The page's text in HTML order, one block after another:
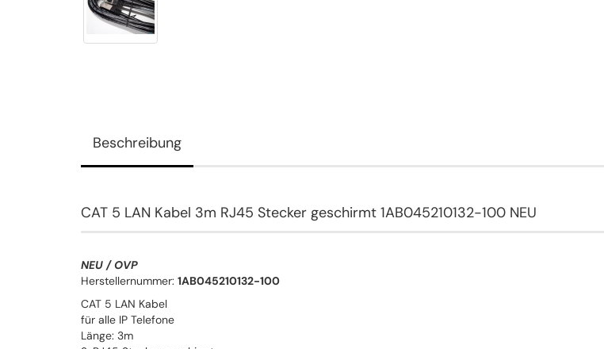
Beschreibung
CAT 5 LAN Kabel 3m RJ45 Stecker geschirmt 1AB045210132-100 NEU
NEU / OVP
Herstellernummer: 1AB045210132-100
CAT 5 LAN Kabel
für alle IP Telefone
Länge: 3m